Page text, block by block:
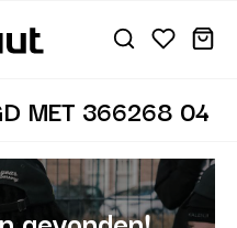
MET 366268 04